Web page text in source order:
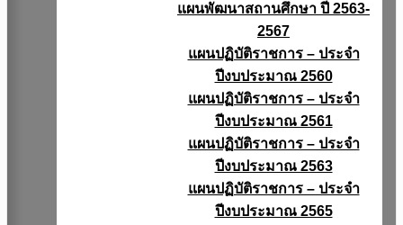
แผนพัฒนาสถานศึกษา ปี 2563-
2567
แผนปฏิบัติราชการ – ประจำ
ปีงบประมาณ 2560
แผนปฏิบัติราชการ – ประจำ
ปีงบประมาณ 2561
แผนปฏิบัติราชการ – ประจำ
ปีงบประมาณ 2563
แผนปฏิบัติราชการ – ประจำ
ปีงบประมาณ 2565